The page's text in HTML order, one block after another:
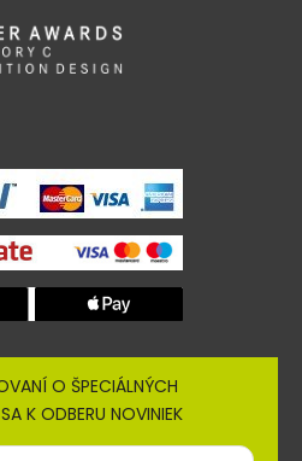
O ŠPECIÁLNÝCH
K ODBERU NOVINIEK